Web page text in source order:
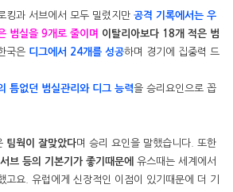
킹과 서브에서 모두 밀렸지만 공격 기록에서는 우
범실을 9개로 줄이며
이탈리아보다 18개 적은 범
국은 디그에서 24개를 성공하며 경기에 집중력 드
틈없던 범실관리와 디그 능력을 승리요인으로 꼽
팀웍이 잘맞았다며 승리 요인을 말했습니다. 또한
브 등의 기본기가 좋기때문에
유스때는 세계에서
고요. 유럽에게 신장적인 이점이 있기때문에 더 기